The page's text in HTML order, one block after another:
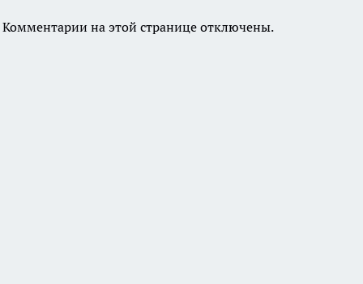
Комментарии на этой странице отключены.